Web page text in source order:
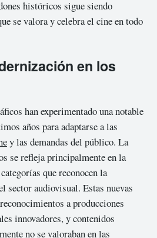
históricos sigue siendo
se valora y celebra el cine en todo
en los
han experimentado una notable
años para adaptarse a las
y las demandas del público. La
se refleja principalmente en la
que reconocen la
sector audiovisual. Estas nuevas
a producciones
innovadores, y contenidos
no se valoraban en las